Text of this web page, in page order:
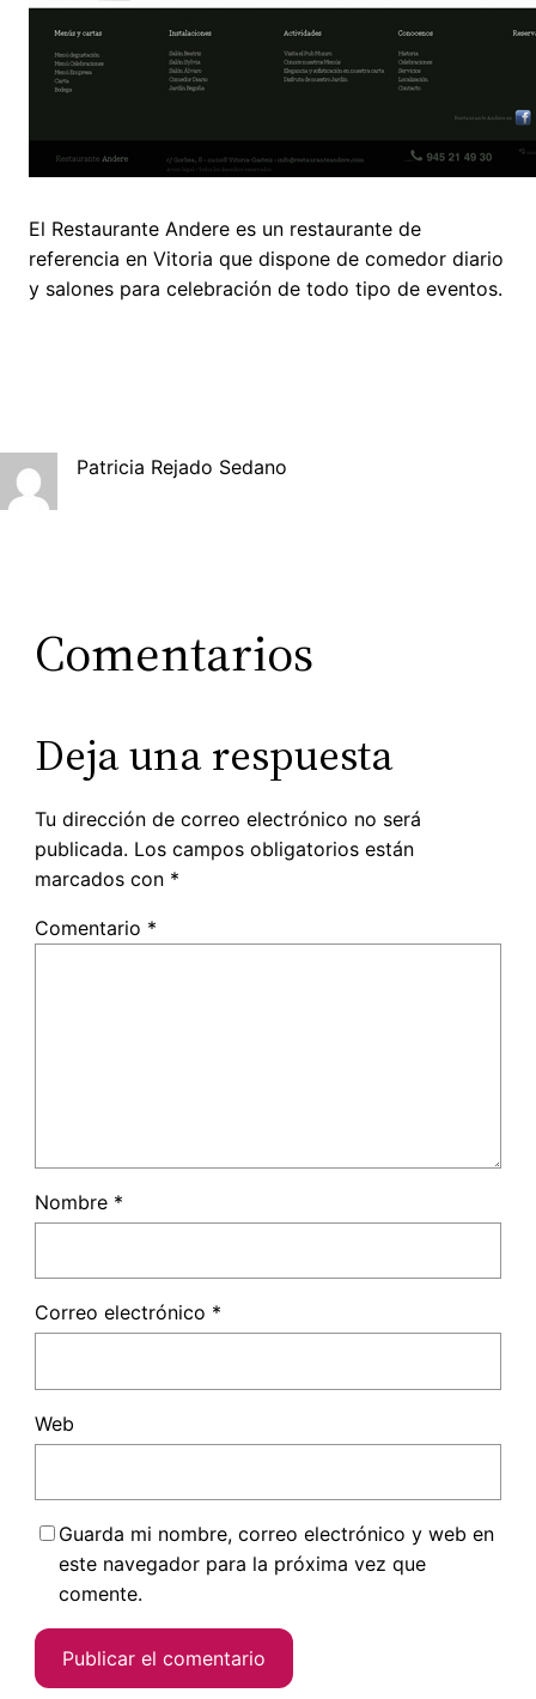
El Restaurante Andere es un restaurante de
referencia en Vitoria que dispone de comedor diario
y salones para celebración de todo tipo de eventos.
Patricia Rejado Sedano
Comentarios
Deja una respuesta
Tu dirección de correo electrónico no será
publicada. Los campos obligatorios están
marcados con *
Comentario *
Nombre *
Correo electrónico *
Web
Guarda mi nombre, correo electrónico y web en
este navegador para la próxima vez que
comente.